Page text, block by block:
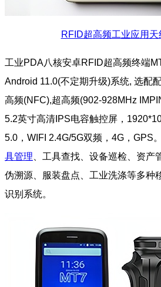
RFID超高频工业应用
工业PDA八核安卓RFID超高频终端
Android 11.0(不定期升级)系统, 选配
高频(NFC),超高频(902-928MHz
5.2英寸高清IPS电容触控屏，
5.0，WIFI 2.4G/5G双频，4G，GPS
具管理 、工具查找、设备巡检、资
伪溯源、服装盘点、工业洗涤等多种
识别系统。